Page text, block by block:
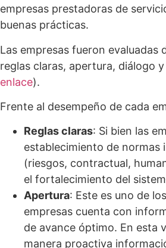
empresas prestadoras de
buenas prácticas.
Las empresas fueron
reglas claras, apertura, diálogo
enlace).
Frente al desempeño de cada
Reglas claras: Si bien las
establecimiento de normas
(riesgos, contractual,
el fortalecimiento del
Apertura: Este es uno de
empresas cuenta con
de avance óptimo. En esta
manera proactiva